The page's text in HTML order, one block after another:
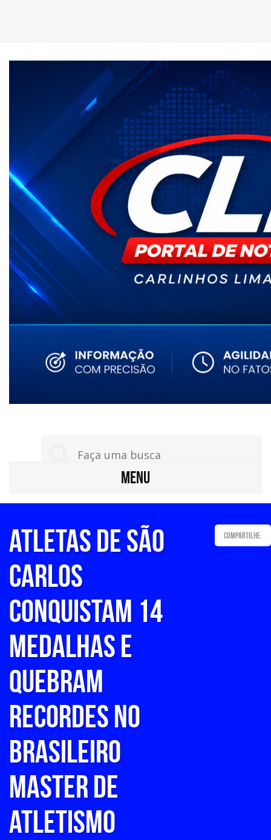
MENU
Atletas de São
Carlos
conquistam 14
medalhas e
quebram
recordes no
Brasileiro
Master de
Atletismo
Compartilhe: